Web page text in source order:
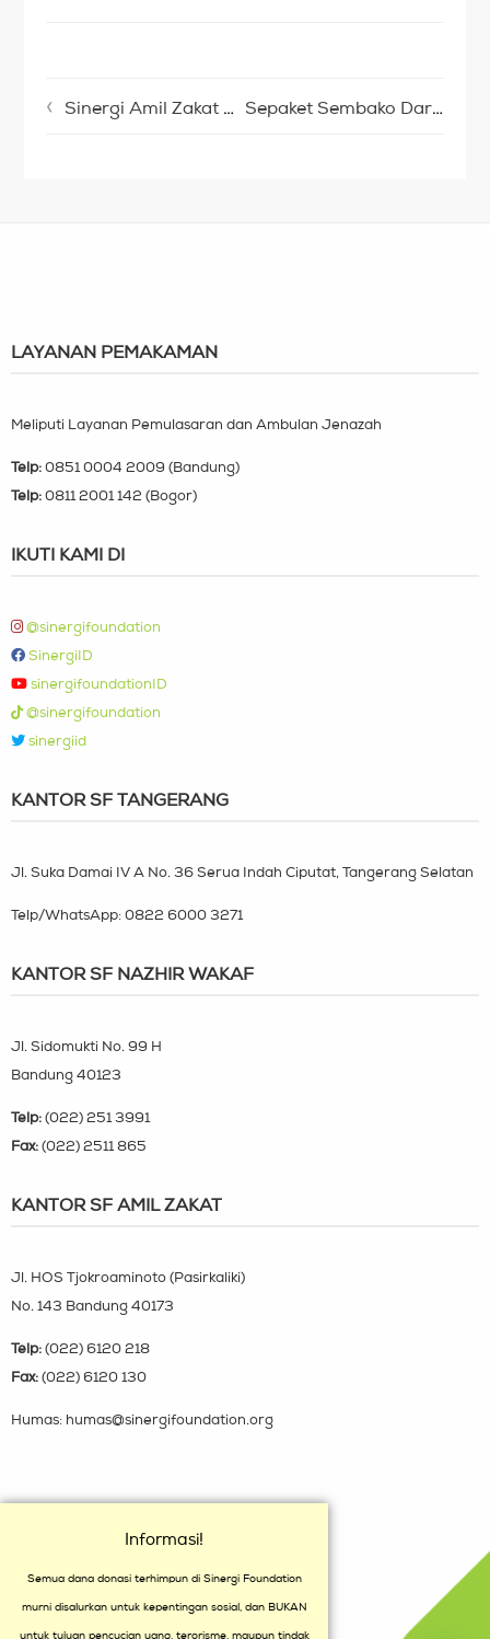
Sinergi Amil Zakat – Sinergi Foundation Hadiri Acara di Kampung Zakat Desa Maparah, Sampaikan Ucapan Terima Kasih sekaligus Peluang Kolaborasi Kebaikan Lanjutan Sepaket Sembako Darimu Ringankan Kegundahan Hati Seorang Guru Honorer SMP yang Rumahnya Habis Dilalap Api
LAYANAN PEMAKAMAN
Meliputi Layanan Pemulasaran dan Ambulan Jenazah
Telp: 0851 0004 2009 (Bandung)
Telp: 0811 2001 142 (Bogor)
IKUTI KAMI DI
@sinergifoundation
SinergiID
sinergifoundationID
@sinergifoundation
sinergiid
KANTOR SF TANGERANG
Jl. Suka Damai IV A No. 36 Serua Indah Ciputat, Tangerang Selatan
Telp/WhatsApp: 0822 6000 3271
KANTOR SF NAZHIR WAKAF
Jl. Sidomukti No. 99 H
Bandung 40123
Telp: (022) 251 3991
Fax: (022) 2511 865
KANTOR SF AMIL ZAKAT
Jl. HOS Tjokroaminoto (Pasirkaliki)
No. 143 Bandung 40173
Telp: (022) 6120 218
Fax: (022) 6120 130
Humas: humas@sinergifoundation.org
Informasi!
Semua dana donasi terhimpun di Sinergi Foundation
murni disalurkan untuk kepentingan sosial, dan BUKAN
untuk tujuan pencucian uang, terorisme, maupun tindak